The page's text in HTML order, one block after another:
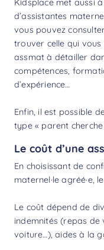
Kidsplace met aussi
d’assistantes
vous pouvez
trouver celle qui
assmat à détailler
compétences,
d’expérience…
Enfin, il est possible
type « parent
Le coût d’une
En choisissant de
maternel·le agréé·e,
Le coût dépend de
indemnités (repas
voiture…),aides à la